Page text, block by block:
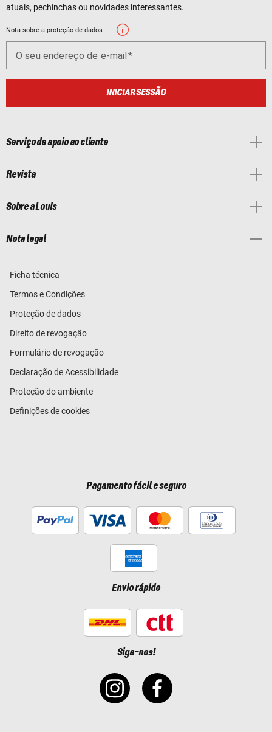
atuais, pechinchas ou novidades interessantes.
Nota sobre a proteção de dados
O seu endereço de e-mail
INICIAR SESSÃO
Serviço de apoio ao cliente
Revista
Sobre a Louis
Nota legal
Ficha técnica
Termos e Condições
Proteção de dados
Direito de revogação
Formulário de revogação
Declaração de Acessibilidade
Proteção do ambiente
Definições de cookies
Pagamento fácil e seguro
Envio rápido
Siga-nos!